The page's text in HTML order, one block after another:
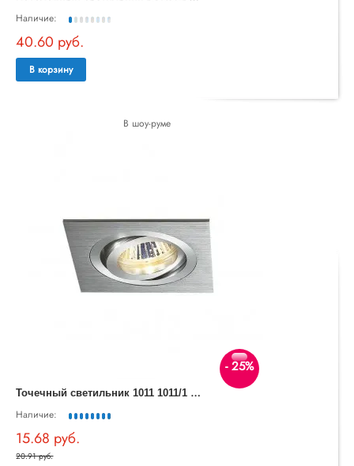
Наличие:
40.60 руб.
В корзину
В шоу-руме
- 25%
Т
очечный светильник 1011 1011/1 MR16 CH хром
Наличие:
15.68 руб.
20.91 руб.